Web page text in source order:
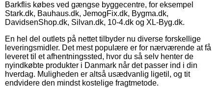
Barkflis købes ved gængse byggecentre, for eksempel
Stark.dk, Bauhaus.dk, JemogFix.dk, Bygma.dk,
DavidsenShop.dk, Silvan.dk, 10-4.dk og XL-Byg.dk.
En hel del outlets på nettet tilbyder nu diverse forskellige
leveringsmidler. Det mest populære er for nærværende at få
leveret til et afhentningssted, hvor du så selv henter de
nyindkøbte produkter i Danmark når det passer ind i din
hverdag. Muligheden er altså usædvanlig ligetil, og tit
endvidere den mindst kostelige fragtmetode.